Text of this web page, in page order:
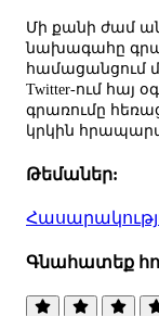
Մի քանի ժամ
նախագահը
համացանցում
Twitter-ում հայ
գրառումը
կրկին
Թեմաներ:
Գնահատեք